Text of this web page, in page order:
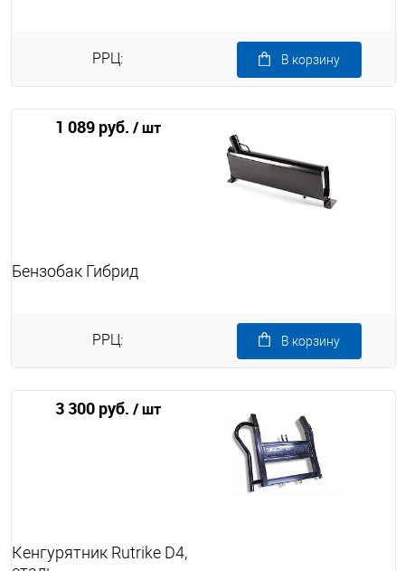
РРЦ:
1 089 руб. / шт
В корзину
Бензобак Гибрид
РРЦ:
3 300 руб. / шт
В корзину
Кенгурятник Rutrike D4,